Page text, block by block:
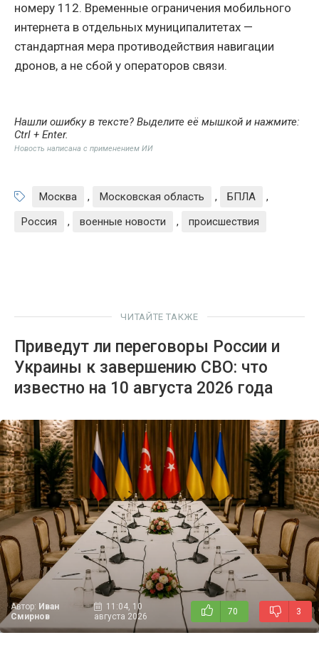
номеру 112. Временные ограничения мобильного
интернета в отдельных муниципалитетах —
стандартная мера противодействия навигации
дронов, а не сбой у операторов связи.
Нашли ошибку в тексте? Выделите её мышкой и нажмите:
Ctrl + Enter.
Новость написана с применением ИИ
Москва , Московская область , БПЛА
,
Россия
, военные новости , происшествия
ЧИТАЙТЕ ТАКЖЕ
Приведут ли переговоры России и
Украины к завершению СВО: что
известно на 10 августа 2026 года
Автор: Иван
Смирнов
11:04, 10
августа 2026
70 3